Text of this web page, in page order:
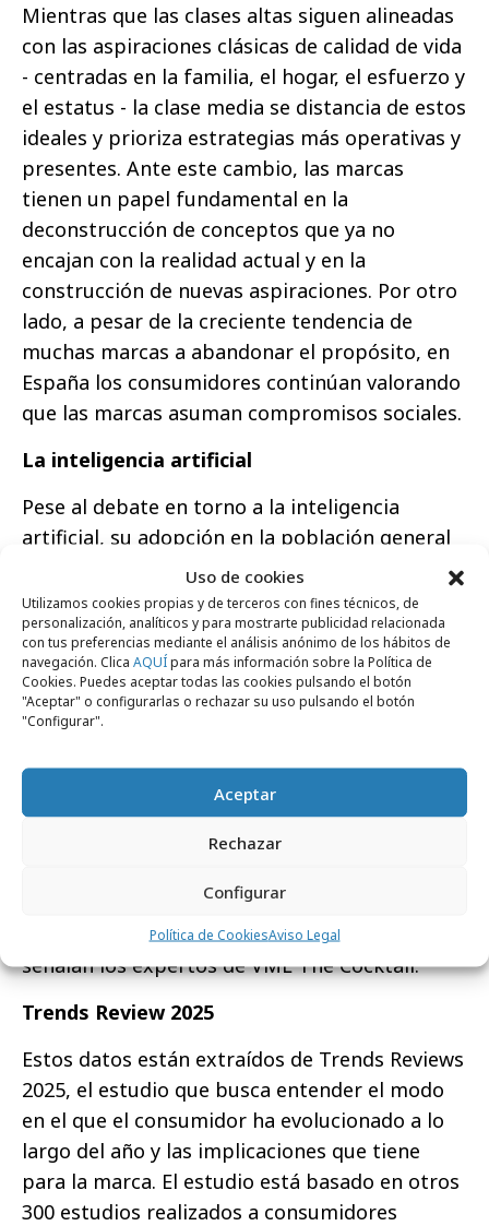
Uso de cookies
Utilizamos cookies propias y de terceros con fines técnicos, de
personalización, analíticos y para mostrarte publicidad relacionada
con tus preferencias mediante el análisis anónimo de los hábitos de
navegación. Clica AQUÍpara más información sobre la Política de
Cookies. Puedes aceptar todas las cookies pulsando el botón
"Aceptar" o configurarlas o rechazar su uso pulsando el botón
"Configurar".
Aceptar
Rechazar
Configurar
Política de CookiesAviso Legal
Mientras que las clases altas siguen alineadas
con las aspiraciones clásicas de calidad de vida
- centradas en la familia, el hogar, el esfuerzo y
el estatus - la clase media se distancia de estos
ideales y prioriza estrategias más operativas y
presentes. Ante este cambio, las marcas
tienen un papel fundamental en la
deconstrucción de conceptos que ya no
encajan con la realidad actual y en la
construcción de nuevas aspiraciones. Por otro
lado, a pesar de la creciente tendencia de
muchas marcas a abandonar el propósito, en
España los consumidores continúan valorando
que las marcas asuman compromisos sociales.
La inteligencia artificial
Pese al debate en torno a la inteligencia
artificial, su adopción en la población general
sigue siendo limitada y centrada en tareas
funcionales y complementarias. Su uso se
orienta principalmente a la automatización de
procesos y la asistencia en actividades
específicas, sin que todavía se perciba como
una herramienta transformadora en el día a
a explorar sus beneficios más allá de lo
operativo, destacando su potencial para
eliminar barreras arquitectónicas o impulsar
implementación muy funcional, lejos de esa
idea de que la IA nos va a quitar el trabajo”,
señalan los expertos de VML The Cocktail.
Trends Review 2025
Estos datos están extraídos de Trends Reviews
2025, el estudio que busca entender el modo
en el que el consumidor ha evolucionado a lo
largo del año y las implicaciones que tiene
para la marca. El estudio está basado en otros
300 estudios realizados a consumidores